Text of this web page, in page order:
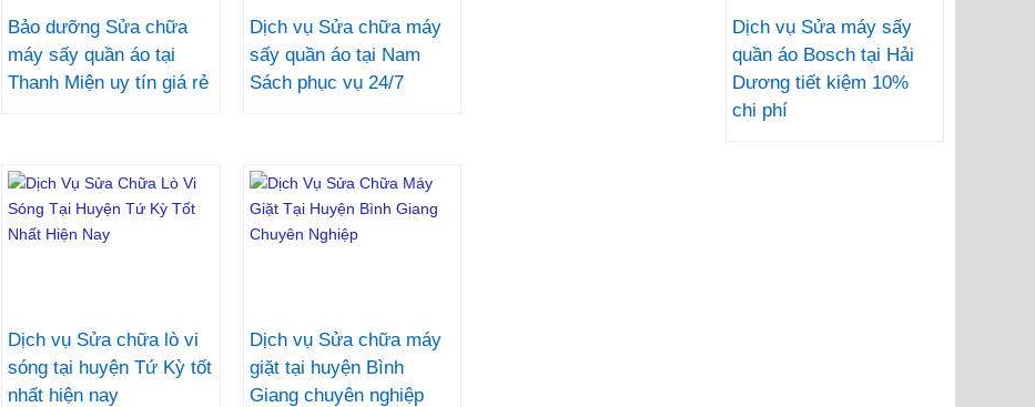
Bảo dưỡng Sửa chữa
máy sấy quần áo tại
Thanh Miện uy tín giá rẻ
Dịch vụ Sửa chữa máy
sấy quần áo tại Nam
Sách phục vụ 24/7
Dịch vụ Sửa máy sấy
quần áo Bosch tại Hải
Dương tiết kiệm 10%
chi phí
Dịch vụ Sửa chữa lò vi
sóng tại huyện Tứ Kỳ tốt
nhất hiện nay
Dịch vụ Sửa chữa máy
giặt tại huyện Bình
Giang chuyên nghiệp